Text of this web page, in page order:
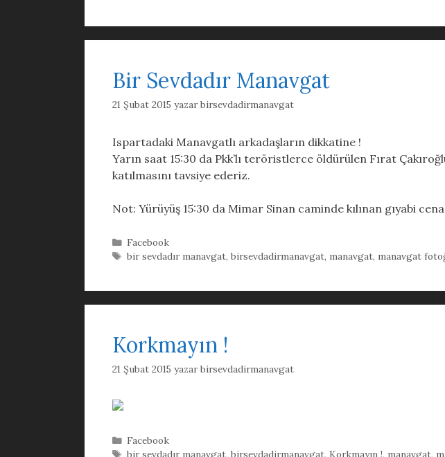
Bir Sevdadır Manavgat
21 Şubat 2015 yazarbirsevdadirmanavgat
Ispartadaki Manavgatlı arkadaşların dikkatine !
Yarın saat 15:30 da Pkk’lı teröristlerce öldürülen Fırat
katılmasını tavsiye ederiz.
Not: Yürüyüş 15:30 da Mimar Sinan caminde kılınan gıyabi
Kategoriler
Facebook
Etiketler
bir sevdadır manavgat,birsevdadirmanavgat, manavgat, manavgat
Korkmayın !
21 Şubat 2015 yazarbirsevdadirmanavgat
Kategoriler
Facebook
Etiketler
bir sevdadır manavgat,birsevdadirmanavgat, Korkmayın !, manavgat,